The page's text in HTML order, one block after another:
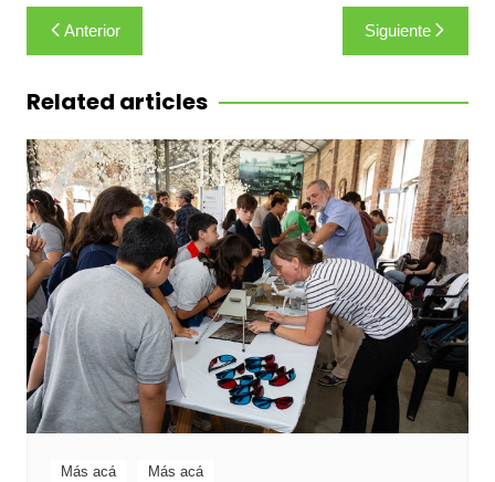
Navegación
de
entradas
Anterior Siguiente
Related articles
Más acá Más acá